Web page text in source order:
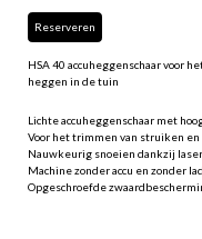
Reserveren
HSA 40 accuheggenschaar voor
heggen in de tuin
Lichte accuheggenschaar met
Voor het trimmen van struiken
Nauwkeurig snoeien dankzij
Machine zonder accu en zonder
Opgeschroefde